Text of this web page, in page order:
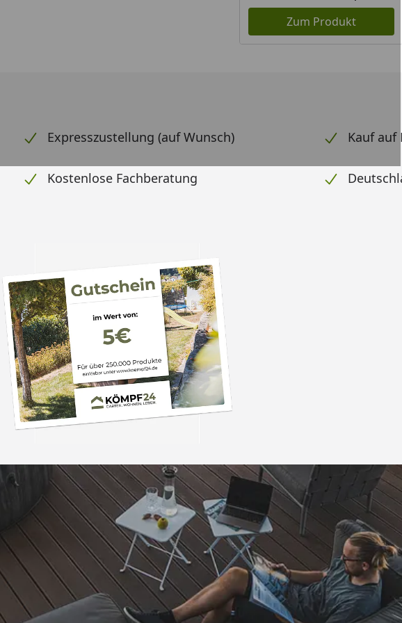
Zum Produkt
Expresszustellung (auf Wunsch) Kauf auf
Kostenlose Fachberatung
Trusted Shops
4,83/ 5
16.906 Bewertungen
„Schnelle Lieferung und guter
Preis.“
09.08.2026